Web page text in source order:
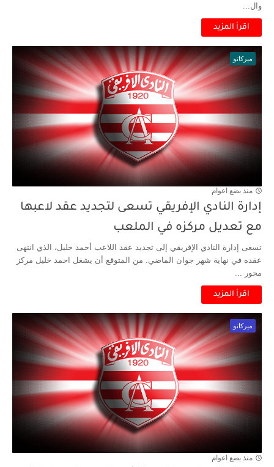
وال...
اقرأ المزيد
ميركاتو
منذ بضع اعوام
إدارة النادي الإفريقي تسعى لتجديد عقد لاعبها
مع تعديل مركزه في الملعب
تسعى إدارة النادي الإفريقي إلى تجديد عقد اللاعب أحمد خليل، الذي انتهى
عقده في نهاية شهر جوان الماضي. من المتوقع أن يشغل احمد خليل مركز
محور ...
اقرأ المزيد
ميركاتو
منذ بضع اعوام